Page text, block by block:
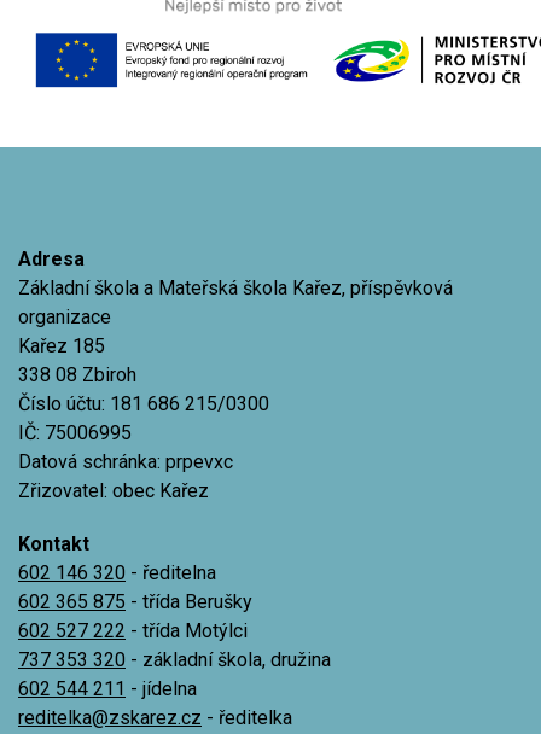
Adresa
Základní škola a Mateřská škola Kařez, příspěvková
organizace
Kařez 185
338 08 Zbiroh
Číslo účtu: 181 686 215/0300
IČ: 75006995
Datová schránka: prpevxc
Zřizovatel: obec Kařez
Kontakt
602 146 320 - ředitelna
602 365 875 - třída Berušky
602 527 222 - třída Motýlci
737 353 320 - základní škola, družina
602 544 211 - jídelna
reditelka@zskarez.cz - ředitelka